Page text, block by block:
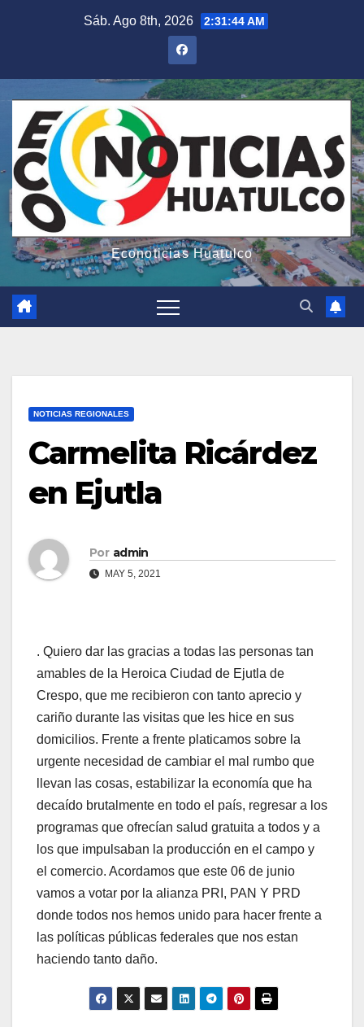
Sáb. Ago 8th, 2026 2:31:45 AM
Econoticias Huatulco
NOTICIAS REGIONALES
Carmelita Ricárdez
en Ejutla
Por admin
MAY 5, 2021
. Quiero dar las gracias a todas las personas tan
amables de la Heroica Ciudad de Ejutla de
Crespo, que me recibieron con tanto aprecio y
cariño durante las visitas que les hice en sus
domicilios. Frente a frente platicamos sobre la
urgente necesidad de cambiar el mal rumbo que
llevan las cosas, estabilizar la economía que ha
decaído brutalmente en todo el país, regresar a los
programas que ofrecían salud gratuita a todos y a
los que impulsaban la producción en el campo y
el comercio. Acordamos que este 06 de junio
vamos a votar por la alianza PRI, PAN Y PRD
donde todos nos hemos unido para hacer frente a
las políticas públicas federales que nos estan
haciendo tanto daño.